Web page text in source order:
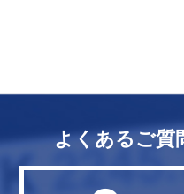
よくあるご質